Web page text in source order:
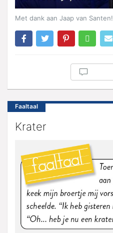
Met dank aan Jaap van Santen!
Faaltaal
Krater